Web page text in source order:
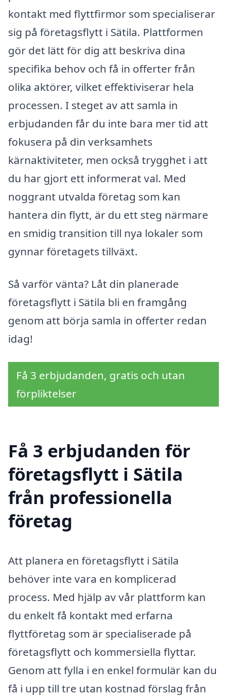
kontakt med flyttfirmor som specialiserar
sig på företagsflytt i Sätila. Plattformen
gör det lätt för dig att beskriva dina
specifika behov och få in offerter från
olika aktörer, vilket effektiviserar hela
processen. I steget av att samla in
erbjudanden får du inte bara mer tid att
fokusera på din verksamhets
kärnaktiviteter, men också trygghet i att
du har gjort ett informerat val. Med
noggrant utvalda företag som kan
hantera din flytt, är du ett steg närmare
en smidig transition till nya lokaler som
gynnar företagets tillväxt.
Så varför vänta? Låt din planerade
företagsflytt i Sätila bli en framgång
genom att börja samla in offerter redan
idag!
Få 3 erbjudanden, gratis och utan
förpliktelser
Få 3 erbjudanden för
företagsflytt i Sätila
från professionella
företag
Att planera en företagsflytt i Sätila
behöver inte vara en komplicerad
process. Med hjälp av vår plattform kan
du enkelt få kontakt med erfarna
flyttföretag som är specialiserade på
företagsflytt och kommersiella flyttar.
Genom att fylla i en enkel formulär kan du
få i upp till tre utan kostnad förslag från